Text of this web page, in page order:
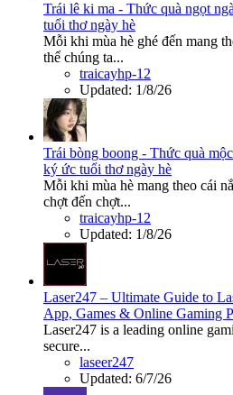
Trái lê ki ma - Thức quà ngọt
tuổi thơ ngày hè
Mỗi khi mùa hè ghé đến mang
thể chúng ta...
traicayhp-12
Updated: 1/8/26
Trái bòng boong - Thức quà
ký ức tuổi thơ ngày hè
Mỗi khi mùa hè mang theo cái
chợt đến chợt...
traicayhp-12
Updated: 1/8/26
Laser247 – Ultimate Guide to
App, Games & Online Gaming
Laser247 is a leading online
secure...
laseer247
Updated: 6/7/26